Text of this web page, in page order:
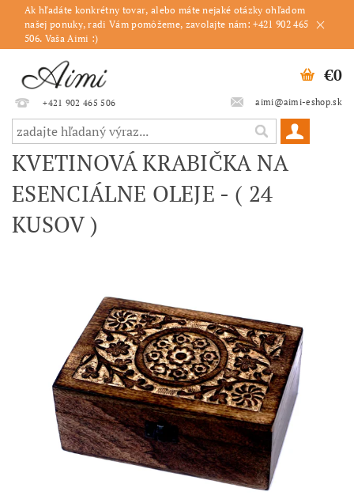
Ak hľadáte konkrétny tovar, alebo máte nejaké otázky ohľadom
našej ponuky, radi Vám pomôžeme, zavolajte nám: +421 902 465
506. Vaša Aimi :)
+421 902 465 506 aimi@aimi-eshop.sk
€0
KVETINOVÁ KRABIČKA NA
ESENCIÁLNE OLEJE - ( 24
KUSOV )